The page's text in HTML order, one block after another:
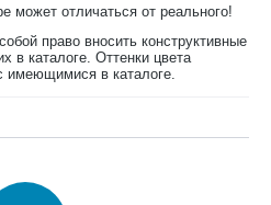
может отличаться от реального!
право вносить конструктивные
в каталоге. Оттенки цвета
имеющимися в каталоге.